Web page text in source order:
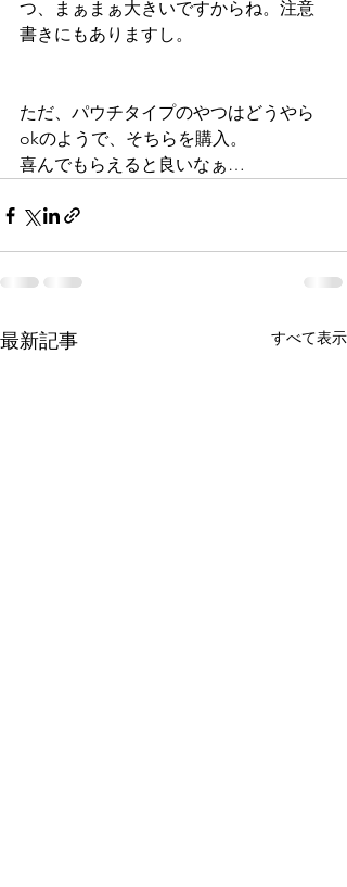
つ、まぁまぁ大きいですからね。注意
書きにもありますし。
ただ、パウチタイプのやつはどうやら
okのようで、そちらを購入。
喜んでもらえると良いなぁ…
最新記事 すべて表示